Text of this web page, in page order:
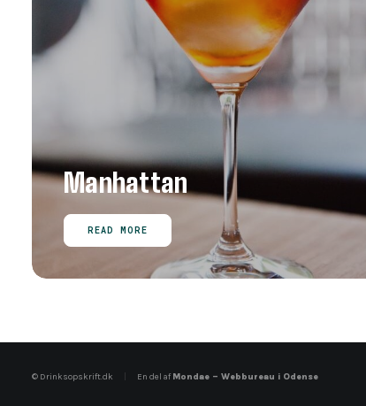
Manhattan
READ MORE
© Drinksopskrift.dk En del af Mondae – Webbureau i Odense